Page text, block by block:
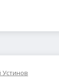
Устинов